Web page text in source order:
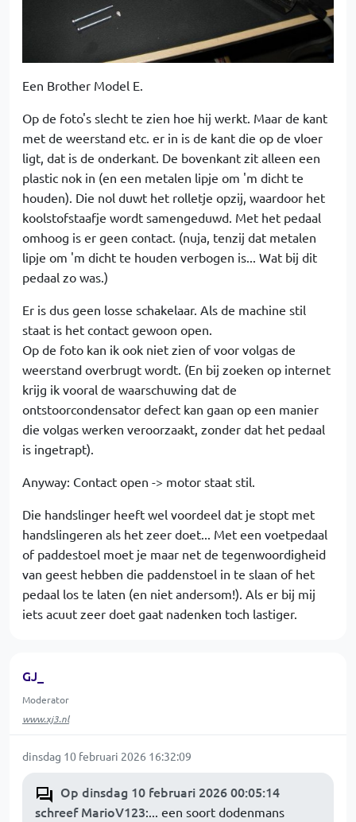
Een Brother Model E.
Op de foto's slecht te zien hoe hij werkt. Maar de kant
met de weerstand etc. er in is de kant die op de vloer
ligt, dat is de onderkant. De bovenkant zit alleen een
plastic nok in (en een metalen lipje om 'm dicht te
houden). Die nol duwt het rolletje opzij, waardoor het
koolstofstaafje wordt samengeduwd. Met het pedaal
omhoog is er geen contact. (nuja, tenzij dat metalen
lipje om 'm dicht te houden verbogen is... Wat bij dit
pedaal zo was.)
Er is dus geen losse schakelaar. Als de machine stil
staat is het contact gewoon open.
Op de foto kan ik ook niet zien of voor volgas de
weerstand overbrugt wordt. (En bij zoeken op internet
krijg ik vooral de waarschuwing dat de
ontstoorcondensator defect kan gaan op een manier
die volgas werken veroorzaakt, zonder dat het pedaal
is ingetrapt).
Anyway: Contact open -> motor staat stil.
Die handslinger heeft wel voordeel dat je stopt met
handslingeren als het zeer doet... Met een voetpedaal
of paddestoel moet je maar net de tegenwoordigheid
van geest hebben die paddenstoel in te slaan of het
pedaal los te laten (en niet andersom!). Als er bij mij
iets acuut zeer doet gaat nadenken toch lastiger.
GJ_
Moderator
www.xj3.nl
dinsdag 10 februari 2026 16:32:09
Op dinsdag 10 februari 2026 00:05:14
schreef MarioV123:... een soort dodenmans